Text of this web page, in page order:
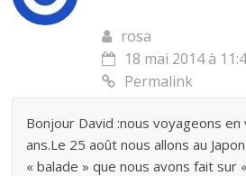
rosa
18 mai 2014 à
Permalink
Bonjour David :nous voyageons
ans.Le 25 août nous allons au
« balade » que nous avons fait sur